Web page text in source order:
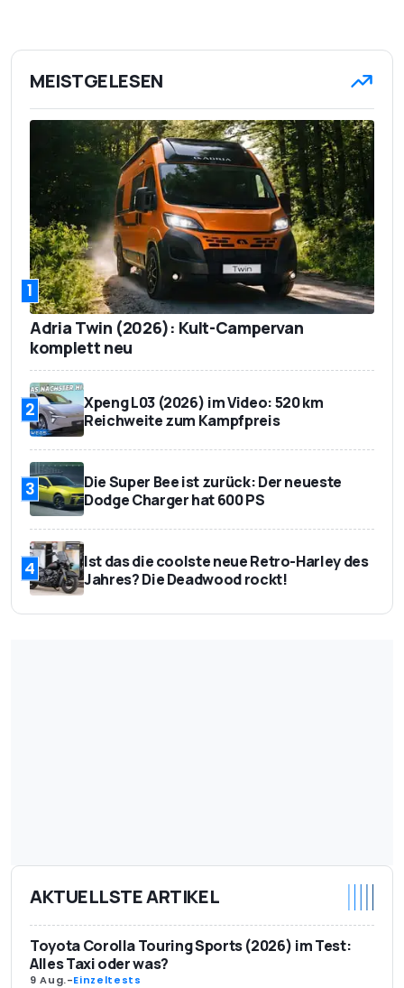
MEISTGELESEN
1
Adria Twin (2026): Kult-Campervan
komplett neu
2
Xpeng L03 (2026) im Video: 520 km
Reichweite zum Kampfpreis
3
Die Super Bee ist zurück: Der neueste
Dodge Charger hat 600 PS
4
Ist das die coolste neue Retro-Harley des
Jahres? Die Deadwood rockt!
AKTUELLSTE ARTIKEL
Toyota Corolla Touring Sports (2026) im Test:
Alles Taxi oder was?
9 Aug.-Einzeltests